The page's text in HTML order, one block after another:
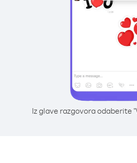
Iz glave razgovora odaberite